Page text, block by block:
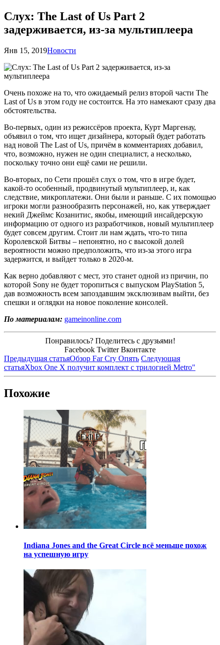
Слух: The Last of Us Part 2
задерживается, из-за мультиплеера
Янв 15, 2019Новости
Очень похоже на то, что ожидаемый релиз второй части The
Last of Us в этом году не состоится. На это намекают сразу два
обстоятельства.
Во-первых, один из режиссёров проекта, Курт Маргенау,
объявил о том, что ищет дизайнера, который будет работать
над новой The Last of Us, причём в комментариях добавил,
что, возможно, нужен не один специалист, а несколько,
поскольку точно они ещё сами не решили.
Во-вторых, по Сети прошёл слух о том, что в игре будет,
какой-то особенный, продвинутый мультиплеер, и, как
следствие, микроплатежи. Они были и раньше. С их помощью
игроки могли разнообразить персонажей, но, как утверждает
некий Джеймс Козанитис, якобы, имеющий инсайдерскую
информацию от одного из разработчиков, новый мультиплеер
будет совсем другим. Стоит ли нам ждать, что-то типа
Королевской Битвы – непонятно, но с высокой долей
вероятности можно предположить, что из-за этого игра
задержится, и выйдет только в 2020-м.
Как верно добавляют с мест, это станет одной из причин, по
которой Sony не будет торопиться с выпуском PlayStation 5,
дав возможность всем запоздавшим эксклюзивам выйти, без
спешки и оглядки на новое поколение консолей.
По материалам: gameinonline.com
Понравилось? Поделитесь с друзьями!
Facebook Twitter Вконтакте
Предыдущая статьяОбзор Far Cry Опять Следующая
статьяXbox One X получит комплект с трилогией Metro"
Похожие
Indiana Jones and the Great Circle всё меньше похож
на успешную игру